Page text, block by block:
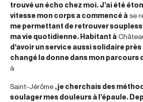
trouvé un écho chez moi. J’ai été
vitesse mon corps a commencé à se
me permettant de retrouver
ma vie quotidienne. Habitant à
d’avoir un service aussi solidaire près
changé la donne dans mon parcours
à
Saint-Jérôme , je cherchais des
soulager mes douleurs à l’épaule.